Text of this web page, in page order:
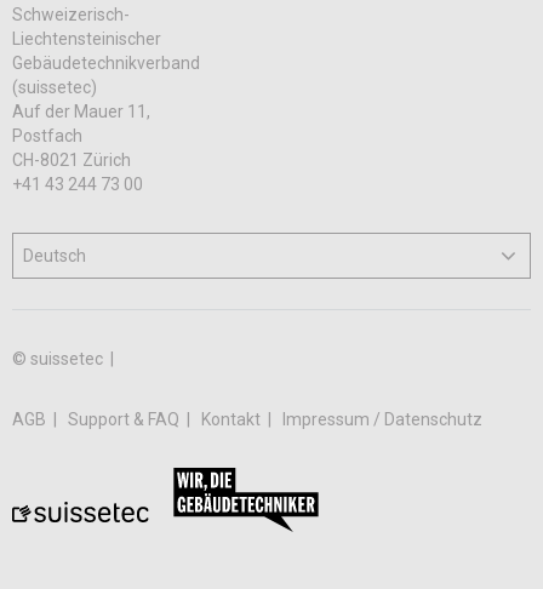
Schweizerisch-
Liechtensteinischer
Gebäudetechnikverband
(suissetec)
Auf der Mauer 11,
Postfach
CH-8021 Zürich
+41 43 244 73 00
© suissetec |
AGB Support & FAQ Kontakt Impressum / Datenschutz